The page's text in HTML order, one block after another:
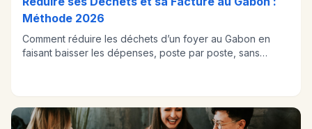
Méthode 2026
Comment réduire les déchets d’un foyer au Gabon en
faisant baisser les dépenses, poste par poste, sans